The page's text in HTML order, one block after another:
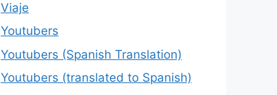
Viaje
Youtubers
Youtubers (Spanish Translation)
Youtubers (translated to Spanish)